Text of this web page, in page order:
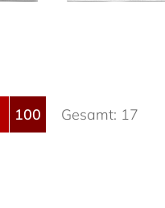
100 Gesamt: 17